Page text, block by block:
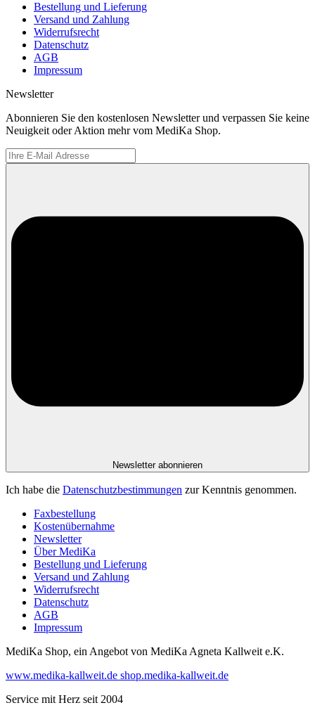
Bestellung und Lieferung
Versand und Zahlung
Widerrufsrecht
Datenschutz
AGB
Impressum
Newsletter
Abonnieren Sie den kostenlosen Newsletter und verpassen Sie keine
Neuigkeit oder Aktion mehr vom MediKa Shop.
Newsletter abonnieren
Ich habe die Datenschutzbestimmungen zur Kenntnis genommen.
Faxbestellung
Kostenübernahme
Newsletter
Über MediKa
Bestellung und Lieferung
Versand und Zahlung
Widerrufsrecht
Datenschutz
AGB
Impressum
MediKa Shop, ein Angebot von MediKa Agneta Kallweit e.K.
www.medika-kallweit.de shop.medika-kallweit.de
Service mit Herz seit 2004